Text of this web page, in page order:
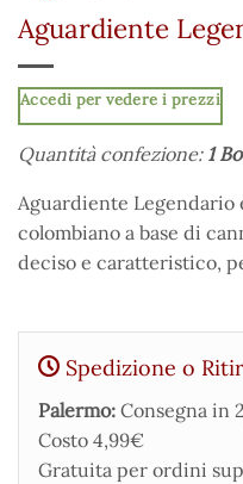
Aguardiente
Accedi per vedere i prezzi
Quantità confezione: 1
Aguardiente
colombiano a base di
deciso e caratteristico,
Spedizione o
Palermo: Consegna in
Costo 4,99€
Gratuita per ordini